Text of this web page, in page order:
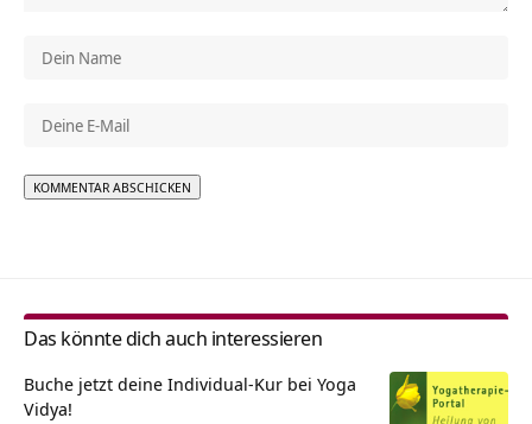
Das könnte dich auch interessieren
Buche jetzt deine Individual-Kur bei Yoga
Vidya!